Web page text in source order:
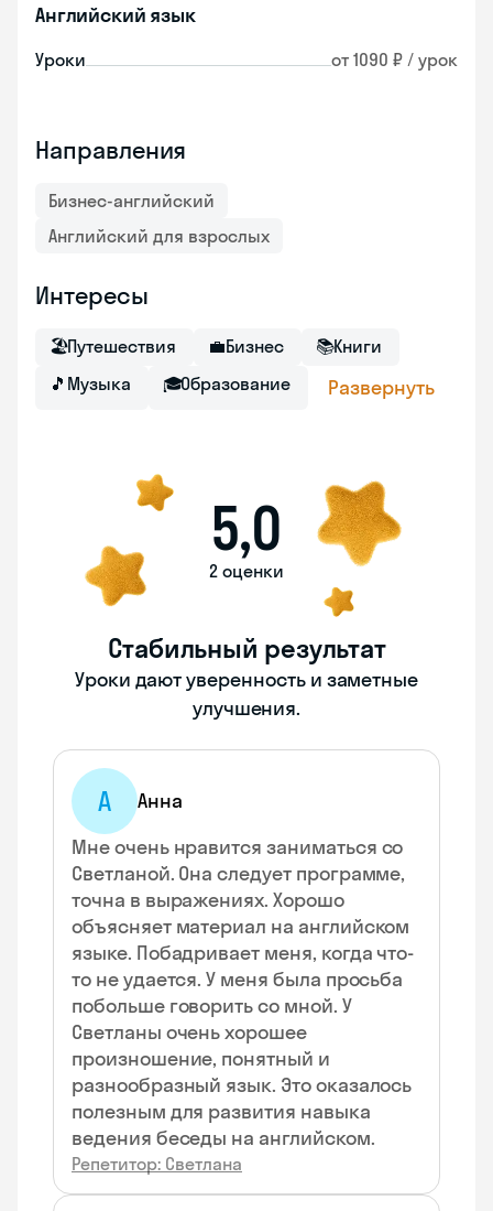
Английский язык
Уроки от 1090 ₽ / урок
Направления
Бизнес-английский
Английский для взрослых
Интересы
🏖Путешествия 💼Бизнес 📚Книги
🎵 Музыка 🎓Образование Развернуть
5,0
2 оценки
Стабильный результат
Уроки дают уверенность и заметные
улучшения.
А
Анна
Мне очень нравится заниматься со
Светланой. Она следует программе,
точна в выражениях. Хорошо
объясняет материал на английском
языке. Побадривает меня, когда что-
то не удается. У меня была просьба
побольше говорить со мной. У
Светланы очень хорошее
произношение, понятный и
разнообразный язык. Это оказалось
полезным для развития навыка
ведения беседы на английском.
Репетитор: Светлана